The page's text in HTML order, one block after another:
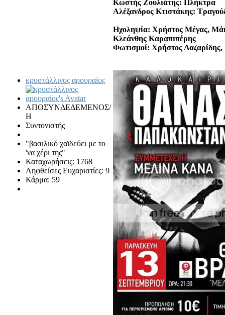
κρυστάλλινος αρουραίος
ΑΠΟΣΥΝΔΕΔΕΜΕΝΟΣ/
Η
Συντονιστής
"βασιλικό χαϊδεύει με το
'να χέρι της"
Καταχωρήσεις: 1768
Ληφθείσες Ευχαριστίες: 9
Κάρμα: 59
Κωστής Ζουλιάτης: Πλήκτρα
Αλέξανδρος Κτιστάκης:
Ηχοληψία: Χρήστος Μέγας,
Κλεάνθης Καραπιπέρης
Φωτισμοί: Χρήστος